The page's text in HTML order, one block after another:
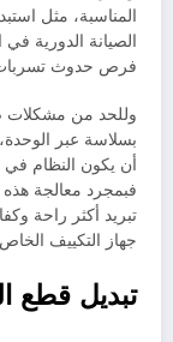
المناسبة، مثل
الصيانة الدورية
فرص حدوث
وللحد من مشكلات
بسلاسة عبر
أن يكون النظام في
فبمجرد معالجة
تبريد أكثر راحة
جهاز التكييف
تبديل قطع